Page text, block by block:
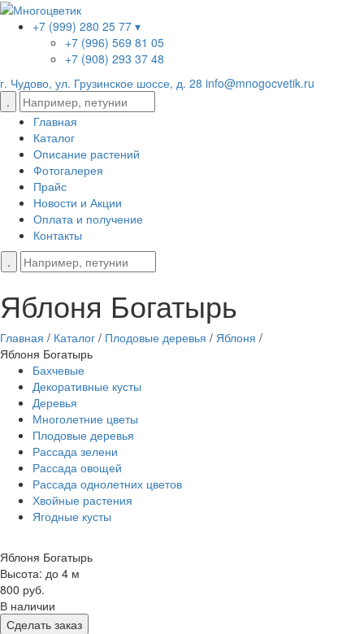
+7 (999) 280 25 77 ▾
+7 (996) 569 81 05
+7 (908) 293 37 48
г. Чудово, ул. Грузинское шоссе, д. 28 info@mnogocvetik.ru
Главная
Каталог
Описание растений
Фотогалерея
Прайс
Новости и Акции
Оплата и получение
Контакты
Яблоня Богатырь
Главная / Каталог / Плодовые деревья / Яблоня /
Яблоня Богатырь
Бахчевые
Декоративные кусты
Деревья
Многолетние цветы
Плодовые деревья
Рассада зелени
Рассада овощей
Рассада однолетних цветов
Хвойные растения
Ягодные кусты
Яблоня Богатырь
Высота: до 4 м
800 руб.
В наличии
Сделать заказ